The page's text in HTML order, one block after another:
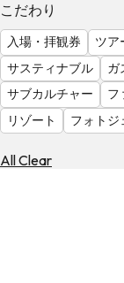
る
気
を
見
る
こだわり
入場・拝観券 ツア
サスティナブル
ガ
サブカルチャー
フ
リゾート
フォトジ
All Clear